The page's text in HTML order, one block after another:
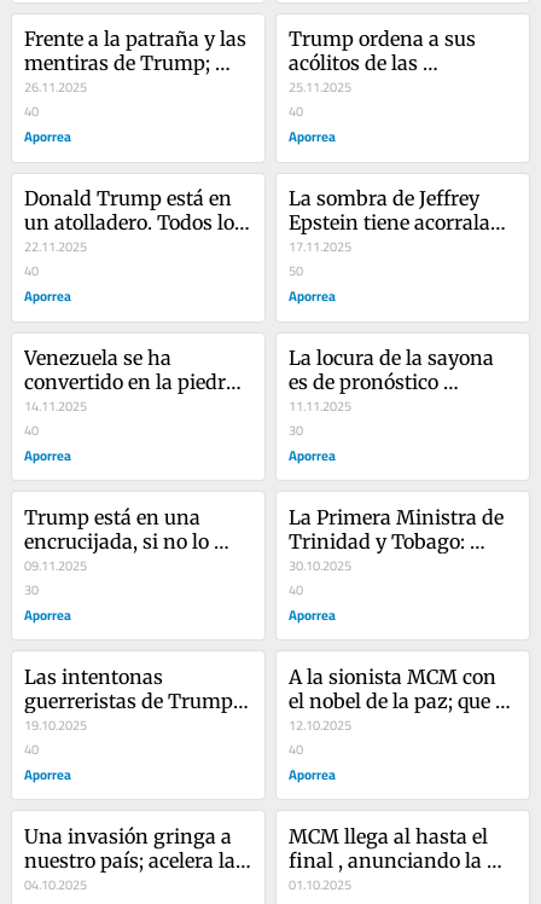
Frente a la patraña y las
mentiras de Trump;
ahora la congresista
Maria Elvira Salazar
devela las razones del
asedio en el Caribe
26.11.2025
40
Aporrea
Trump ordena a sus
acólitos de las
aerolíneas no utilizar el
espacio aéreo del Caribe
25.11.2025
40
Aporrea
Donald Trump está en
un atolladero. Todos los
caminos se le están
trancando
22.11.2025
40
Aporrea
La sombra de Jeffrey
Epstein tiene acorralado
a Donald Trump
17.11.2025
50
Aporrea
Venezuela se ha
convertido en la piedra
de tranca y un hueso
duro de roer para el
imperio
14.11.2025
40
Aporrea
La locura de la sayona
es de pronóstico
reservado
11.11.2025
30
Aporrea
Trump está en una
encrucijada, si no lo
pela el chingo lo agarra
el sin nariz
09.11.2025
30
Aporrea
La Primera Ministra de
Trinidad y Tobago:
cipaya, rastrera y
colonialista
30.10.2025
40
Aporrea
Las intentonas
guerreristas de Trump y
la sayona no pasarán
19.10.2025
40
Aporrea
A la sionista MCM con
el nobel de la paz; que el
presidente Maduro no
vaya a morder ese
anzuelo
12.10.2025
40
Aporrea
Una invasión gringa a
nuestro país; acelera la
caída del imperio gringo
04.10.2025
MCM llega al hasta el
final , anunciando la
estocada mortal en
01.10.2025